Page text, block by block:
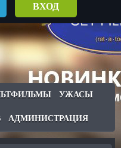
ВХОД
УЖАСЫ
АДМИНИСТРАЦИЯ